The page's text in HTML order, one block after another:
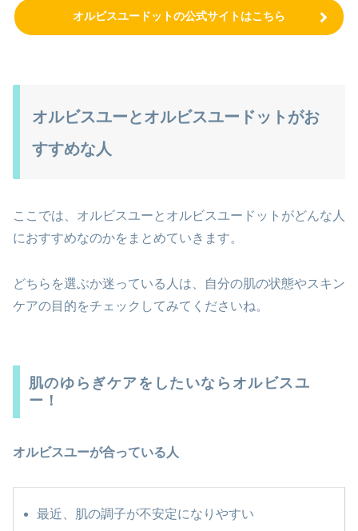
オルビスユードットの公式サイトはこちら
オルビスユーとオルビスユードットがお
すすめな人
ここでは、オルビスユーとオルビスユードットがどんな人
におすすめなのかをまとめていきます。
どちらを選ぶか迷っている人は、自分の肌の状態やスキン
ケアの目的をチェックしてみてくださいね。
肌のゆらぎケアをしたいならオルビスユ
ー！
オルビスユーが合っている人
最近、肌の調子が不安定になりやすい